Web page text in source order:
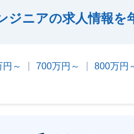
ジニアの求人情報を
～ 700万円～ 800万円